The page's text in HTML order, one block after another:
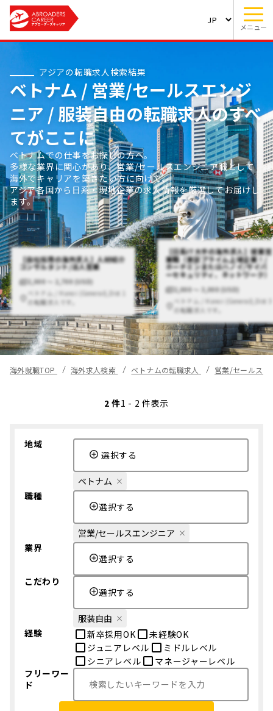
メニュー
アジアの転職求人検索結果
ベトナム / 営業/セールスエンジ
ニア / 服装自由の転職求人のすべ
てがここに
ベトナムでの仕事をお探しの方へ。
多様な業界に関心があり、営業/セールスエンジニア職として
海外でキャリアを築きたい方に向けて、
アジア各国から日系・現地企業の求人情報を厳選してお届けし
ます。
【自社採用の海外求人】人材紹介
コンサルタント/法人営業
2,000 〜 2,700 (USD)
ベトナム / Hanoi (General),Dist 1
の転職求人です。
【日系IT大手の海外求人】提案営
業職（東証プライム上場企業！/
ホーチミンまたはハノイ/サイバ
ーセキュリティ、ネットワーク）
2,000 〜 3,000 (USD)
ベトナム / Hanoi (General),Dist 3
の転職求人です。
海外就職TOP 海外求人検索 ベトナムの転職求人 営業/セールス
2 件1 - 2 件表示
地域
選択する
ベトナム
職種
選択する
営業/セールスエンジニア
業界
選択する
こだわり
選択する
服装自由
経験
新卒採用OK
未経験OK
ジュニアレベル
ミドルレベル
シニアレベル
マネージャーレベル
フリーワー
ド